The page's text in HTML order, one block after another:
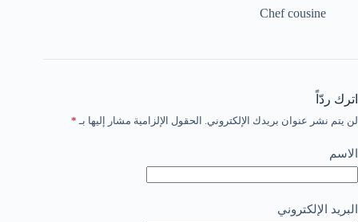
Chef cousine
اترك ردّاً
لن يتم نشر عنوان بريدك الإلكتروني. الحقول الإلزامية مشار إليها بـ *
الاسم
البريد الإلكتروني